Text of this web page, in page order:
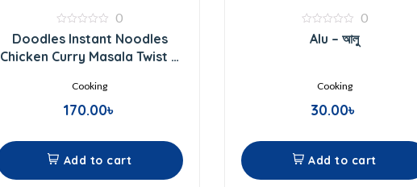
out
of
5
0
Doodles Instant Noodles
Chicken Curry Masala Twist 8
Cooking
170.00৳
Add to cart
out
0
Alu – আলু
Cooking
30.00৳
Add to cart